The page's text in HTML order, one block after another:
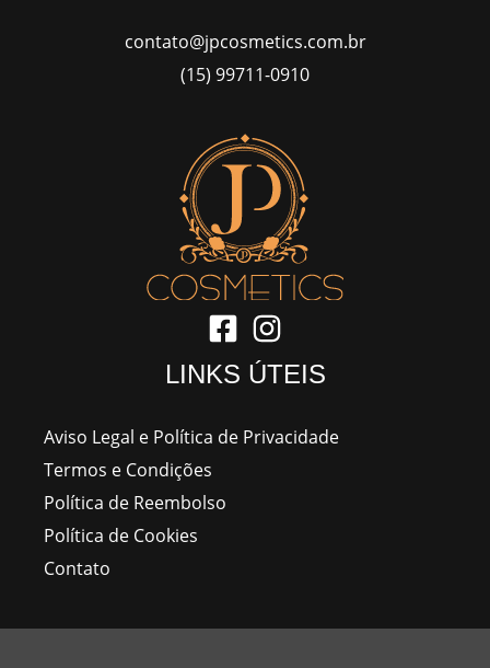
contato@jpcosmetics.com.br
(15) 99711-0910
LINKS ÚTEIS
Aviso Legal e Política de Privacidade
Termos e Condições
Política de Reembolso
Política de Cookies
Contato